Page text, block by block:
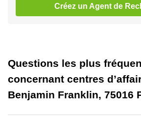
Créez un Agent de
Questions les plus
concernant centres
Benjamin Franklin, 75016